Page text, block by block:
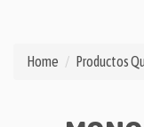
Home Productos